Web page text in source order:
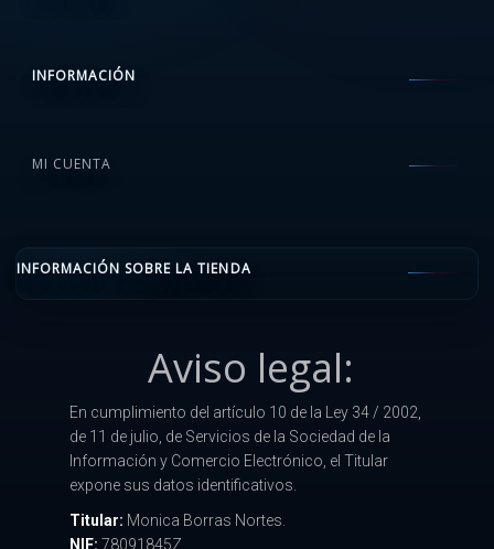
INFORMACIÓN
MI CUENTA
INFORMACIÓN SOBRE LA TIENDA
Aviso legal:
En cumplimiento del artículo 10 de la Ley 34 / 2002,
de 11 de julio, de Servicios de la Sociedad de la
Información y Comercio Electrónico, el Titular
expone sus datos identificativos.
Titular: Monica Borras Nortes.
NIF: 78091845Z.